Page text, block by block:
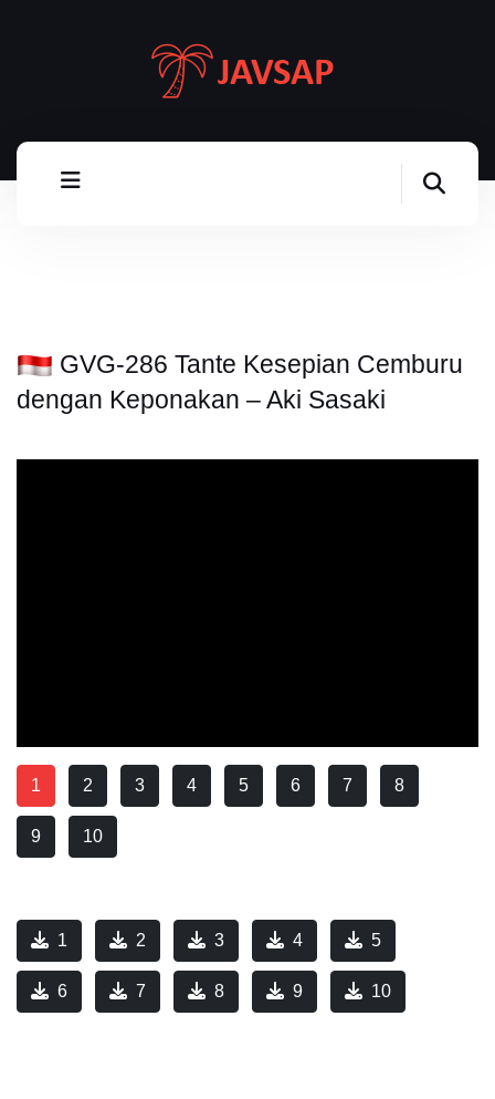
GVG-286 Tante Kesepian Cemburu
dengan Keponakan – Aki Sasaki
1 2 3 4 5 6 7 8
9 10
1 2 3 4 5
6 7 8 9 10